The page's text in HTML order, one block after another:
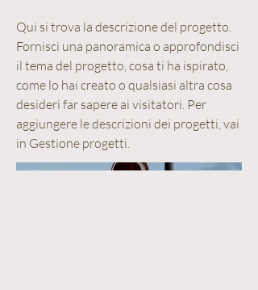
Qui si trova la descrizione del progetto.
Fornisci una panoramica o approfondisci
il tema del progetto, cosa ti ha ispirato,
come lo hai creato o qualsiasi altra cosa
desideri far sapere ai visitatori. Per
aggiungere le descrizioni dei progetti, vai
in Gestione progetti.